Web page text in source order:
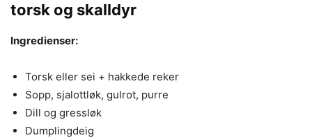
torsk og skalldyr
Ingredienser:
Torsk eller sei + hakkede reker
Sopp, sjalottløk, gulrot, purre
Dill og gressløk
Dumplingdeig